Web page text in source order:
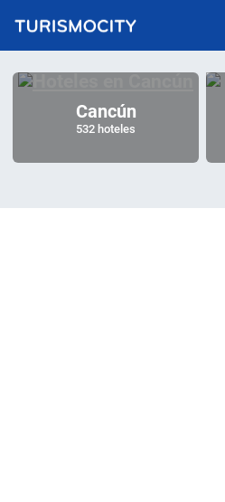
Cancún
532 hoteles